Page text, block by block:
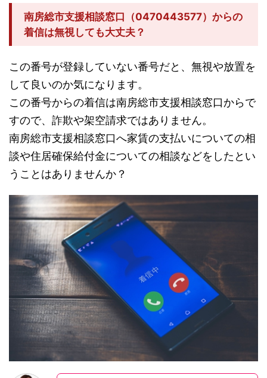
南房総市支援相談窓口（0470443577）からの
着信は無視しても大丈夫？
この番号が登録していない番号だと、無視や放置を
して良いのか気になります。
この番号からの着信は南房総市支援相談窓口からで
すので、詐欺や架空請求ではありません。
南房総市支援相談窓口へ家賃の支払いについての相
談や住居確保給付金についての相談などをしたとい
うことはありませんか？